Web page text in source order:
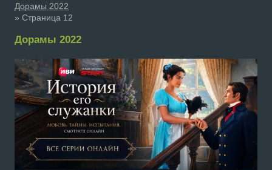
Дорамы 2022
» Страница 12
Дорамы 2022